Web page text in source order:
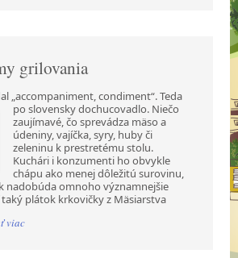
grilovania
„accompaniment, condiment“. Teda
po slovensky dochucovadlo. Niečo
zaujímavé, čo sprevádza mäso a
údeniny, vajíčka, syry, huby či
zeleninu k prestretému stolu.
Kuchári i konzumenti ho obvykle
chápu ako menej dôležitú surovinu,
nadobúda omnoho významnejšie
plátok krkovičky z Mäsiarstva
viac